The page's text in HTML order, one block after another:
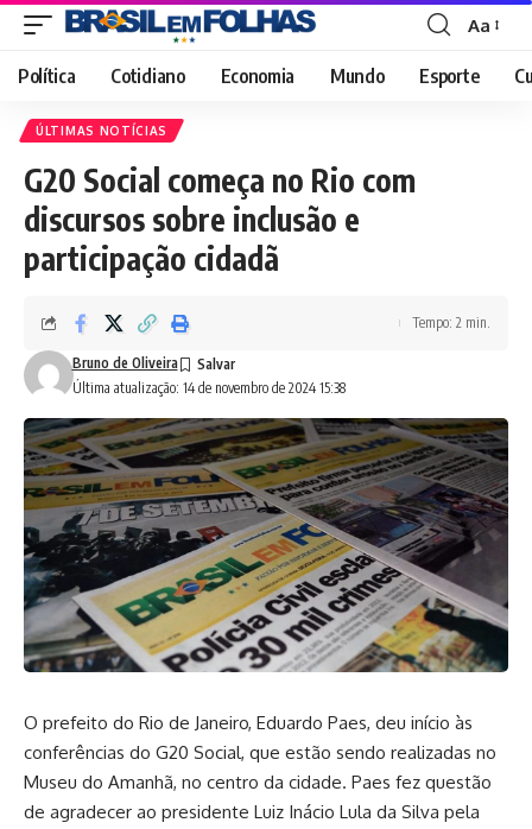
Font
Resizer
Aa
Política Cotidiano Economia Mundo Esporte
ÚLTIMAS NOTÍCIAS
G20 Social começa no Rio com
discursos sobre inclusão e
participação cidadã
Última atualização: 14 de novembro de 2024 15:38
Bruno de Oliveira
Tempo: 2 min.
O prefeito do Rio de Janeiro, Eduardo Paes, deu início às
conferências do G20 Social, que estão sendo realizadas no
Museu do Amanhã, no centro da cidade. Paes fez questão
de agradecer ao presidente Luiz Inácio Lula da Silva pela